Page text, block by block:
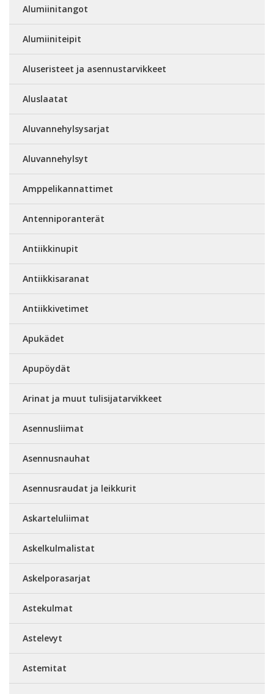
Alumiinitangot
Alumiiniteipit
Aluseristeet ja asennustarvikkeet
Aluslaatat
Aluvannehylsysarjat
Aluvannehylsyt
Amppelikannattimet
Antenniporanterät
Antiikkinupit
Antiikkisaranat
Antiikkivetimet
Apukädet
Apupöydät
Arinat ja muut tulisijatarvikkeet
Asennusliimat
Asennusnauhat
Asennusraudat ja leikkurit
Askarteluliimat
Askelkulmalistat
Askelporasarjat
Astekulmat
Astelevyt
Astemitat